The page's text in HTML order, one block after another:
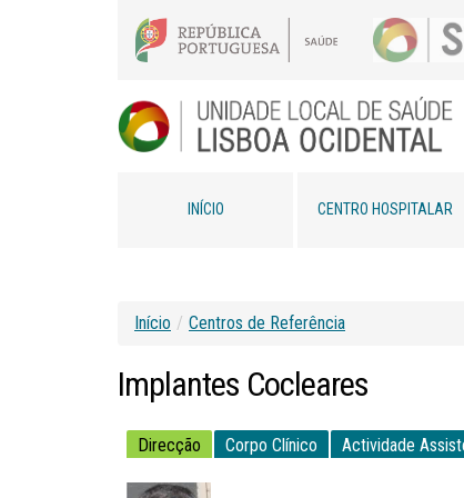
INÍCIO CENTRO HOSPITALAR
Início / Centros de Referência
Implantes Cocleares
Direcção Corpo Clínico Actividade